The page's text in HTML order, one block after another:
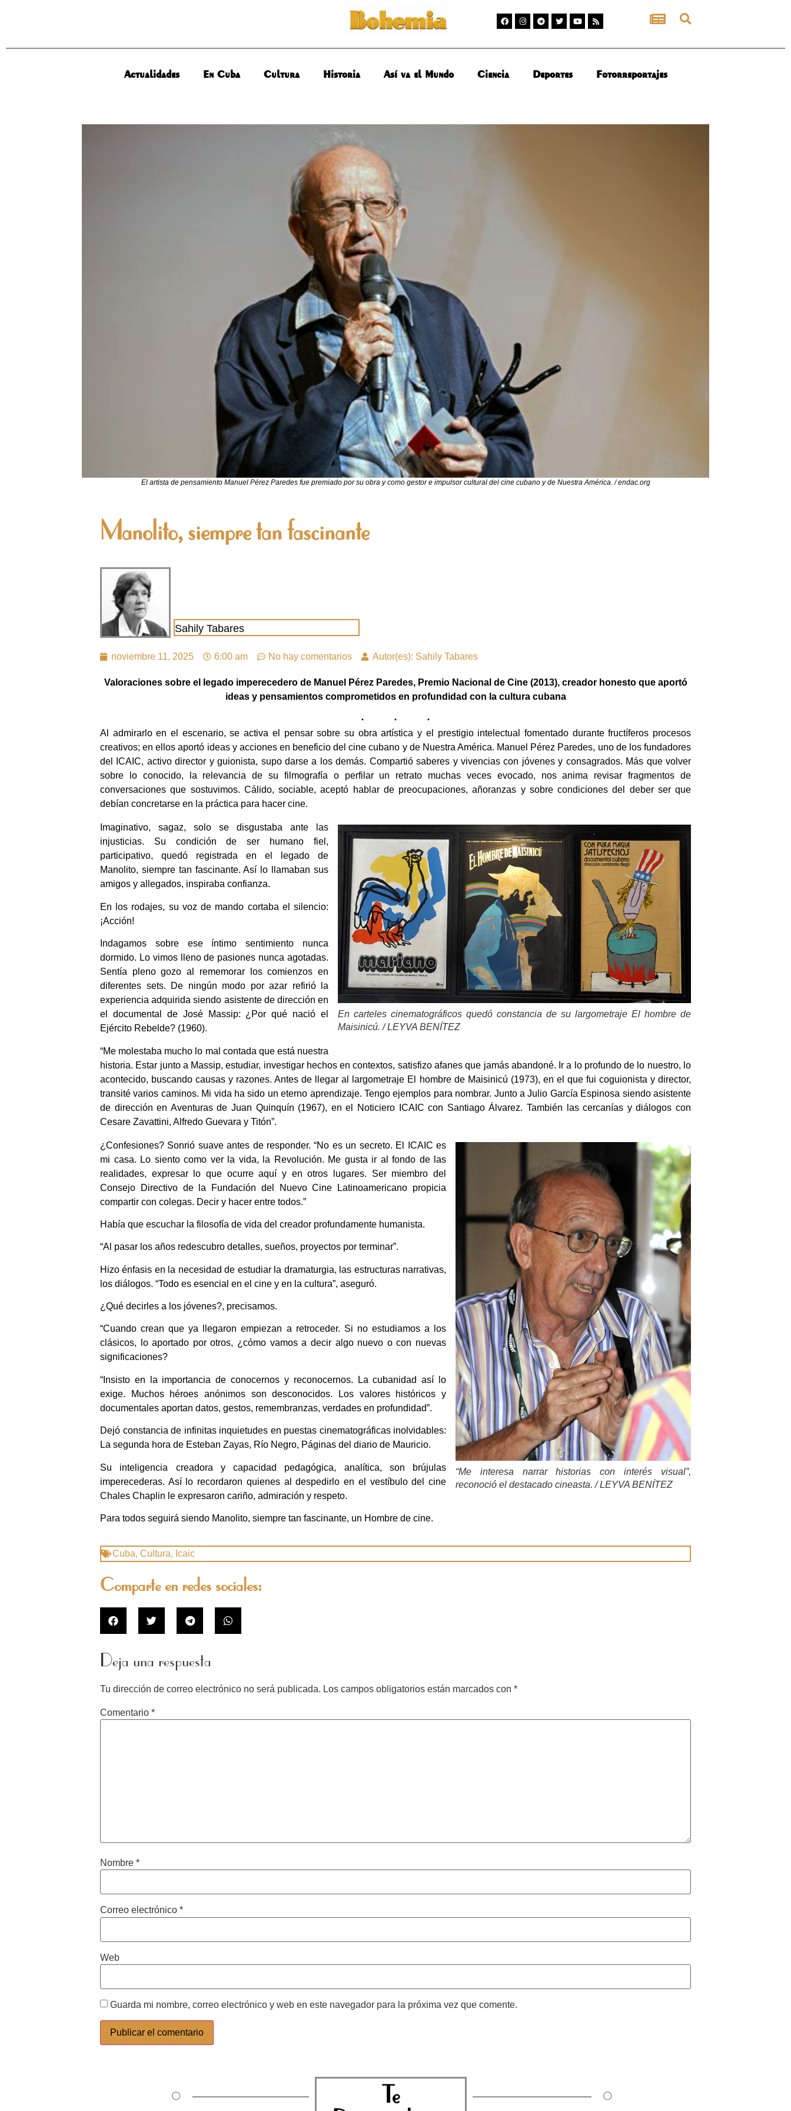
Actualidades En Cuba Cultura Historia Así va el Mundo Ciencia Deportes Fotorreportajes
El artista de pensamiento Manuel Pérez Paredes fue premiado por su obra y como gestor e impulsor cultural del cine cubano y de Nuestra América. / endac.org
Manolito, siempre tan fascinante
Sahily Tabares
noviembre 11, 2025 6:00 am No hay comentarios Autor(es): Sahily Tabares
Valoraciones sobre el legado imperecedero de Manuel Pérez Paredes, Premio Nacional de Cine (2013), creador honesto que aportó
ideas y pensamientos comprometidos en profundidad con la cultura cubana
Al admirarlo en el escenario, se activa el pensar sobre su obra artística y el prestigio intelectual fomentado durante fructíferos procesos
creativos; en ellos aportó ideas y acciones en beneficio del cine cubano y de Nuestra América. Manuel Pérez Paredes, uno de los fundadores
del ICAIC, activo director y guionista, supo darse a los demás. Compartió saberes y vivencias con jóvenes y consagrados. Más que volver
sobre lo conocido, la relevancia de su filmografía o perfilar un retrato muchas veces evocado, nos anima revisar fragmentos de
conversaciones que sostuvimos. Cálido, sociable, aceptó hablar de preocupaciones, añoranzas y sobre condiciones del deber ser que
debían concretarse en la práctica para hacer cine.
En carteles cinematográficos quedó constancia de su largometraje El hombre de
Maisinicú. / LEYVA BENÍTEZ
Imaginativo, sagaz, solo se disgustaba ante las
injusticias. Su condición de ser humano fiel,
participativo, quedó registrada en el legado de
Manolito, siempre tan fascinante. Así lo llamaban sus
amigos y allegados, inspiraba confianza.
En los rodajes, su voz de mando cortaba el silencio:
¡Acción!
Indagamos sobre ese íntimo sentimiento nunca
dormido. Lo vimos lleno de pasiones nunca agotadas.
Sentía pleno gozo al rememorar los comienzos en
diferentes sets. De ningún modo por azar refirió la
experiencia adquirida siendo asistente de dirección en
el documental de José Massip: ¿Por qué nació el
Ejército Rebelde? (1960).
“Me molestaba mucho lo mal contada que está nuestra
historia. Estar junto a Massip, estudiar, investigar hechos en contextos, satisfizo afanes que jamás abandoné. Ir a lo profundo de lo nuestro, lo
acontecido, buscando causas y razones. Antes de llegar al largometraje El hombre de Maisinicú (1973), en el que fui coguionista y director,
transité varios caminos. Mi vida ha sido un eterno aprendizaje. Tengo ejemplos para nombrar. Junto a Julio García Espinosa siendo asistente
de dirección en Aventuras de Juan Quinquín (1967), en el Noticiero ICAIC con Santiago Álvarez. También las cercanías y diálogos con
Cesare Zavattini, Alfredo Guevara y Titón”.
“Me interesa narrar historias con interés visual”,
reconoció el destacado cineasta. / LEYVA BENÍTEZ
¿Confesiones? Sonrió suave antes de responder. “No es un secreto. El ICAIC es
mi casa. Lo siento como ver la vida, la Revolución. Me gusta ir al fondo de las
realidades, expresar lo que ocurre aquí y en otros lugares. Ser miembro del
Consejo Directivo de la Fundación del Nuevo Cine Latinoamericano propicia
compartir con colegas. Decir y hacer entre todos.”
Había que escuchar la filosofía de vida del creador profundamente humanista.
“Al pasar los años redescubro detalles, sueños, proyectos por terminar”.
Hizo énfasis en la necesidad de estudiar la dramaturgia, las estructuras narrativas,
los diálogos. “Todo es esencial en el cine y en la cultura”, aseguró.
¿Qué decirles a los jóvenes?, precisamos.
“Cuando crean que ya llegaron empiezan a retroceder. Si no estudiamos a los
clásicos, lo aportado por otros, ¿cómo vamos a decir algo nuevo o con nuevas
significaciones?
“Insisto en la importancia de conocernos y reconocernos. La cubanidad así lo
exige. Muchos héroes anónimos son desconocidos. Los valores históricos y
documentales aportan datos, gestos, remembranzas, verdades en profundidad”.
Dejó constancia de infinitas inquietudes en puestas cinematográficas inolvidables:
La segunda hora de Esteban Zayas, Río Negro, Páginas del diario de Mauricio.
Su inteligencia creadora y capacidad pedagógica, analítica, son brújulas
imperecederas. Así lo recordaron quienes al despedirlo en el vestíbulo del cine
Chales Chaplin le expresaron cariño, admiración y respeto.
Para todos seguirá siendo Manolito, siempre tan fascinante, un Hombre de cine.
Cuba, Cultura, Icaic
Comparte en redes sociales:
Deja una respuesta
Tu dirección de correo electrónico no será publicada. Los campos obligatorios están marcados con *
Comentario *
Nombre *
Correo electrónico *
Web
Guarda mi nombre, correo electrónico y web en este navegador para la próxima vez que comente.
Te